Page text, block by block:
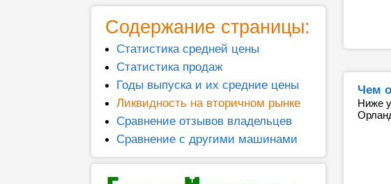
Содержание страницы:
Статистика средней цены
Статистика продаж
Годы выпуска и их средние цены
Ликвидность на вторичном рынке
Сравнение отзывов владельцев
Сравнение с другими машинами
Чем
Ниже